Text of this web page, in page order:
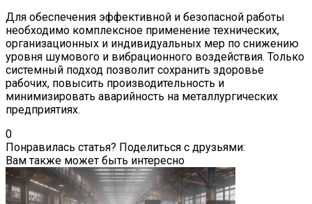
Для обеспечения эффективной и безопасной работы
необходимо комплексное применение технических,
организационных и индивидуальных мер по снижению
уровня шумового и вибрационного воздействия. Только
системный подход позволит сохранить здоровье
рабочих, повысить производительность и
минимизировать аварийность на металлургических
предприятиях.
0
Понравилась статья? Поделиться с друзьями:
Вам также может быть интересно